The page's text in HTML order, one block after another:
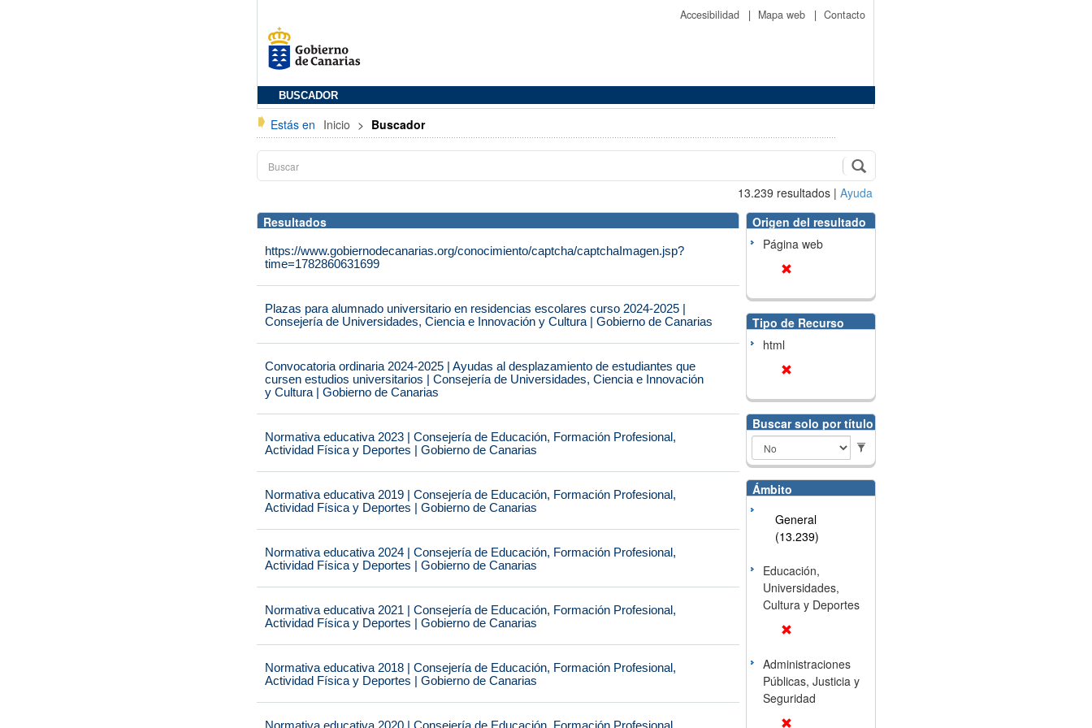
Accesibilidad | Mapa web | Contacto
BUSCADOR
Estás en Inicio > Buscador
13.239 resultados | Ayuda
Resultados
https://www.gobiernodecanarias.org/conocimiento/captcha/captchaImagen.jsp?
time=1782860631699
Plazas para alumnado universitario en residencias escolares curso 2024-2025 |
Consejería de Universidades, Ciencia e Innovación y Cultura | Gobierno de Canarias
Convocatoria ordinaria 2024-2025 | Ayudas al desplazamiento de estudiantes que
cursen estudios universitarios | Consejería de Universidades, Ciencia e Innovación
y Cultura | Gobierno de Canarias
Normativa educativa 2023 | Consejería de Educación, Formación Profesional,
Actividad Física y Deportes | Gobierno de Canarias
Normativa educativa 2019 | Consejería de Educación, Formación Profesional,
Actividad Física y Deportes | Gobierno de Canarias
Normativa educativa 2024 | Consejería de Educación, Formación Profesional,
Actividad Física y Deportes | Gobierno de Canarias
Normativa educativa 2021 | Consejería de Educación, Formación Profesional,
Actividad Física y Deportes | Gobierno de Canarias
Normativa educativa 2018 | Consejería de Educación, Formación Profesional,
Actividad Física y Deportes | Gobierno de Canarias
Normativa educativa 2020 | Consejería de Educación, Formación Profesional,
Origen del resultado
Página web
Tipo de Recurso
html
Buscar solo por título
Ámbito
General
(13.239)
Educación,
Universidades,
Cultura y Deportes
Administraciones
Públicas, Justicia y
Seguridad